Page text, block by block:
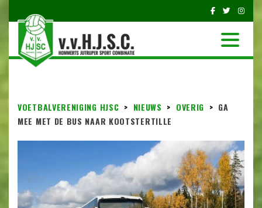
VOETBALVERENIGING HJSC > NIEUWS > OVERIG > GA
MEE MET DE BUS NAAR KOOTSTERTILLE